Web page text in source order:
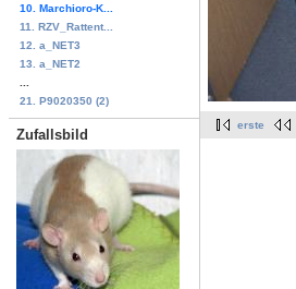
10. Marchioro-K...
11. RZV_Rattent...
12. a_NET3
13. a_NET2
21. P9020350 (2)
Zufallsbild
erste